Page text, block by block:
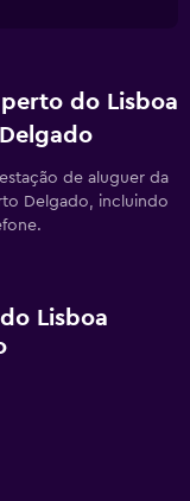
do Lisboa
de aluguer da
Delgado, incluindo
Lisboa